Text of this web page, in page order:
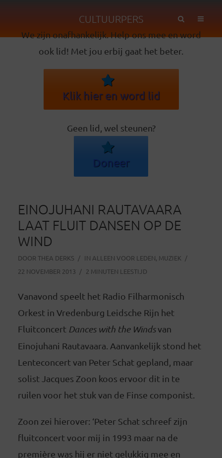
CULTUURPERS
We zijn onafhankelijk. Help ons mee en word
ook lid! Met jou erbij gaat het beter.
Klik hier en word lid
Geen lid, wel steunen?
Doneer
EINOJUHANI RAUTAVAARA
LAAT FLUIT DANSEN OP DE
WIND
DOOR THEA DERKS IN ALLEEN VOOR LEDEN, MUZIEK
22 NOVEMBER 2013
2 MINUTEN LEESTIJD
Vanavond speelt het Radio Filharmonisch
Orkest in Vredenburg Leidsche Rijn het
Fluitconcert Dances with the Windsvan
Einojuhani Rautavaara. Aanvankelijk stond het
Lenteconcert van Peter Schat gepland, maar
solist Jacques Zoon koos ervoor dit in te
ruilen voor het stuk van de Finse componist.
Zoon zei hierover: ‘Peter Schat schreef zijn
fluitconcert voor mij in 1993 maar na de
première was hij er niet gelukkig mee en